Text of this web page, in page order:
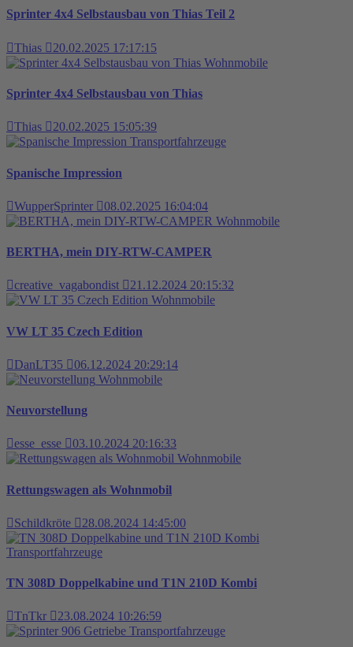
Sprinter 4x4 Selbstausbau von Thias Teil 2
Thias
20.02.2025 17:17:15
Wohnmobile
Sprinter 4x4 Selbstausbau von Thias
Thias
20.02.2025 15:05:39
Transportfahrzeuge
Spanische Impression
WupperSprinter
08.02.2025 16:04:04
Wohnmobile
BERTHA, mein DIY-RTW-CAMPER
creative_vagabondist
21.12.2024 20:15:32
Wohnmobile
VW LT 35 Czech Edition
DanLT35
06.12.2024 20:29:14
Wohnmobile
Neuvorstellung
esse_esse
03.10.2024 20:16:33
Wohnmobile
Rettungswagen als Wohnmobil
Schildkröte 28.08.2024 14:45:00
Transportfahrzeuge
TN 308D Doppelkabine und T1N 210D Kombi
TnTkr
23.08.2024 10:26:59
Transportfahrzeuge